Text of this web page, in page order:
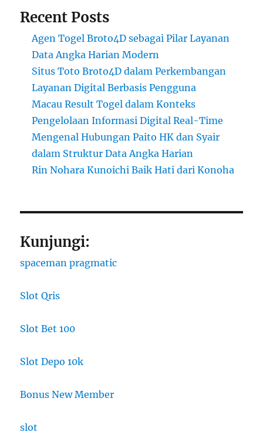
Recent Posts
Agen Togel Broto4D sebagai Pilar Layanan
Data Angka Harian Modern
Situs Toto Broto4D dalam Perkembangan
Layanan Digital Berbasis Pengguna
Macau Result Togel dalam Konteks
Pengelolaan Informasi Digital Real-Time
Mengenal Hubungan Paito HK dan Syair
dalam Struktur Data Angka Harian
Rin Nohara Kunoichi Baik Hati dari Konoha
Kunjungi:
spaceman pragmatic
Slot Qris
Slot Bet 100
Slot Depo 10k
Bonus New Member
slot